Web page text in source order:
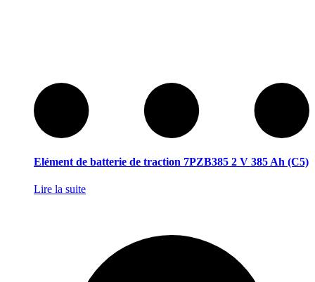
Elément de batterie de traction 7PZB385 2 V 385 Ah (C5)
Lire la suite